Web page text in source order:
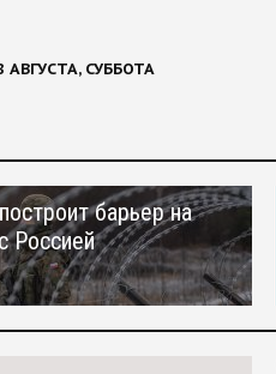
АВГУСТА, СУББОТА
барьер на
Россией